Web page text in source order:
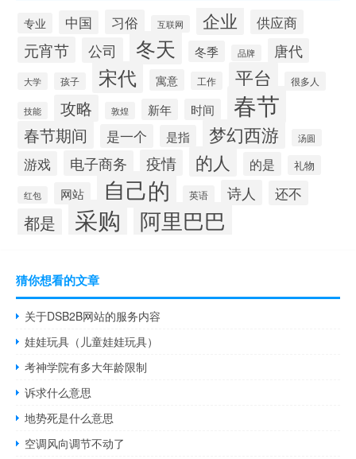
专业 中国 习俗 互联网 企业 供应商
元宵节 公司 冬天 冬季 品牌 唐代
大学 孩子 宋代 寓意 工作 平台 很多人
技能 攻略 敦煌 新年 时间 春节
春节期间 是一个 是指 梦幻西游 汤圆
游戏 电子商务 疫情 的人 的是 礼物
红包 网站 自己的 英语 诗人 还不
都是 采购 阿里巴巴
猜你想看的文章
关于DSB2B网站的服务内容
娃娃玩具（儿童娃娃玩具）
考神学院有多大年龄限制
诉求什么意思
地势死是什么意思
空调风向调节不动了